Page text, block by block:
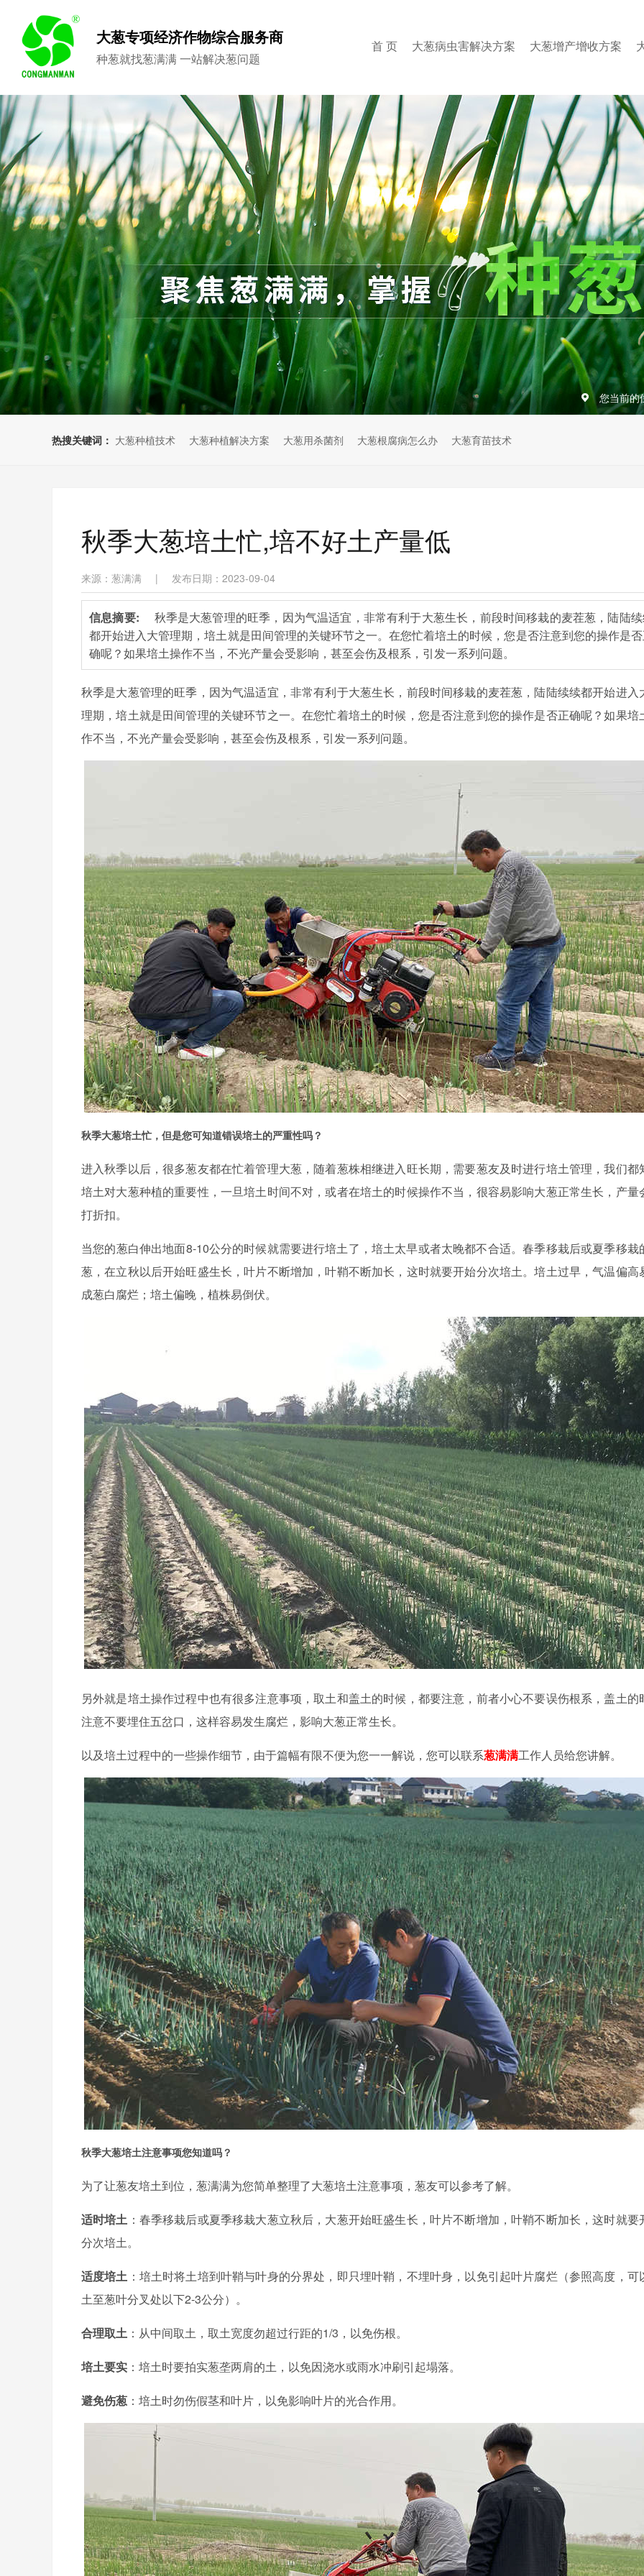
大葱专项经济作物综合服务商
种葱就找葱满满 一站解决葱问题
首 页 大葱病虫害解决方案 大葱增产增收方案
您当前的
热搜关键词： 大葱种植技术 大葱种植解决方案 大葱用杀菌剂 大葱根腐病怎么办 大葱育苗技术
秋季大葱培土忙,培不好土产量低
来源：葱满满 | 发布日期：2023-09-04
信息摘要: 秋季是大葱管理的旺季，因为气温适宜，非常有利于大葱生长，前段时间移栽的麦茬葱，陆陆
都开始进入大管理期，培土就是田间管理的关键环节之一。在您忙着培土的时候，您是否注意到您的操作是
确呢？如果培土操作不当，不光产量会受影响，甚至会伤及根系，引发一系列问题。
秋季是大葱管理的旺季，因为气温适宜，非常有利于大葱生长，前段时间移栽的麦茬葱，陆陆续续都开始进入
理期，培土就是田间管理的关键环节之一。在您忙着培土的时候，您是否注意到您的操作是否正确呢？如果培
作不当，不光产量会受影响，甚至会伤及根系，引发一系列问题。
秋季大葱培土忙，但是您可知道错误培土的严重性吗？
进入秋季以后，很多葱友都在忙着管理大葱，随着葱株相继进入旺长期，需要葱友及时进行培土管理，我们都
培土对大葱种植的重要性，一旦培土时间不对，或者在培土的时候操作不当，很容易影响大葱正常生长，产量
打折扣。
当您的葱白伸出地面8-10公分的时候就需要进行培土了，培土太早或者太晚都不合适。春季移栽后或夏季移栽
葱，在立秋以后开始旺盛生长，叶片不断增加，叶鞘不断加长，这时就要开始分次培土。培土过早，气温偏高
成葱白腐烂；培土偏晚，植株易倒伏。
另外就是培土操作过程中也有很多注意事项，取土和盖土的时候，都要注意，前者小心不要误伤根系，盖土的
注意不要埋住五岔口，这样容易发生腐烂，影响大葱正常生长。
以及培土过程中的一些操作细节，由于篇幅有限不便为您一一解说，您可以联系葱满满工作人员给您讲解。
秋季大葱培土注意事项您知道吗？
为了让葱友培土到位，葱满满为您简单整理了大葱培土注意事项，葱友可以参考了解。
适时培土 ：春季移栽后或夏季移栽大葱立秋后，大葱开始旺盛生长，叶片不断增加，叶鞘不断加长，这时就要
分次培土。
适度培土 ：培土时将土培到叶鞘与叶身的分界处，即只埋叶鞘，不埋叶身，以免引起叶片腐烂（参照高度，可
土至葱叶分叉处以下2-3公分）。
合理取土 ：从中间取土，取土宽度勿超过行距的1/3，以免伤根。
培土要实 ：培土时要拍实葱垄两肩的土，以免因浇水或雨水冲刷引起塌落。
避免伤葱 ：培土时勿伤假茎和叶片，以免影响叶片的光合作用。